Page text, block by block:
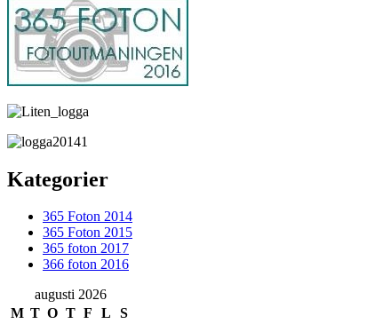
Kategorier
365 Foton 2014
365 Foton 2015
365 foton 2017
366 foton 2016
augusti 2026
M T O T F L S